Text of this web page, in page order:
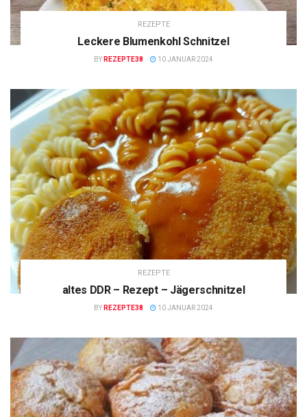
REZEPTE
Leckere Blumenkohl Schnitzel
BY REZEPTE38 10 JANUAR 2024
REZEPTE
altes DDR – Rezept – Jägerschnitzel
BY REZEPTE38 10 JANUAR 2024